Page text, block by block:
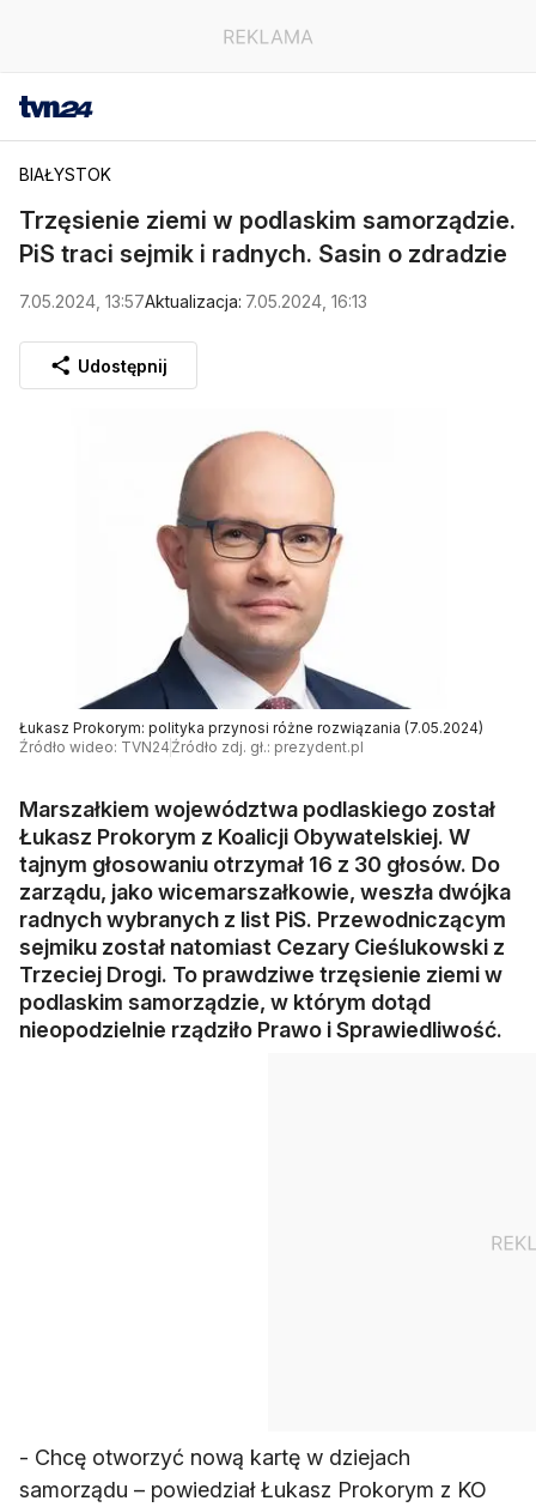
BIAŁYSTOK
Trzęsienie ziemi w podlaskim samorządzie.
PiS traci sejmik i radnych. Sasin o zdradzie
7.05.2024, 13:57Aktualizacja: 7.05.2024, 16:13
Udostępnij
Łukasz Prokorym: polityka przynosi różne rozwiązania (7.05.2024)
Źródło wideo: TVN24Źródło zdj. gł.: prezydent.pl
Marszałkiem województwa podlaskiego został
Łukasz Prokorym z Koalicji Obywatelskiej. W
tajnym głosowaniu otrzymał 16 z 30 głosów. Do
zarządu, jako wicemarszałkowie, weszła dwójka
radnych wybranych z list PiS. Przewodniczącym
sejmiku został natomiast Cezary Cieślukowski z
Trzeciej Drogi. To prawdziwe trzęsienie ziemi w
podlaskim samorządzie, w którym dotąd
nieopodzielnie rządziło Prawo i Sprawiedliwość.
- Chcę otworzyć nową kartę w dziejach
samorządu – powiedział Łukasz Prokorym z KO